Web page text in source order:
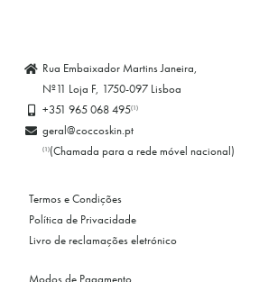
Rua Embaixador Martins Janeira,
Nº11 Loja F, 1750-097 Lisboa
+351 965 068 495(1)
geral@coccoskin.pt
(1)(Chamada para a rede móvel nacional)
Termos e Condições
Política de Privacidade
Livro de reclamações eletrónico
Modos de Pagamento